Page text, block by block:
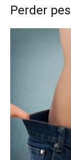
Perder